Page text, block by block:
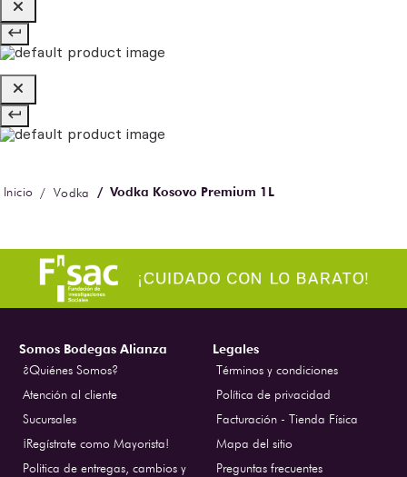
Vodka Vodka Kosovo Premium 1L
Somos Bodegas Alianza
¿Quiénes Somos?
Atención al cliente
Sucursales
¡Regístrate como Mayorista!
Politica de entregas, cambios y
Legales
Términos y condiciones
Política de privacidad
Facturación - Tienda Física
Mapa del sitio
Preguntas frecuentes